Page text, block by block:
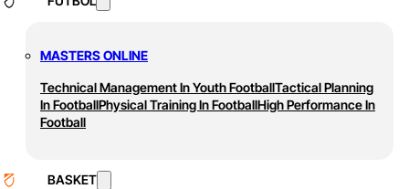
MASTERS ONLINE
Technical Management In Youth FootballTactical Planning
In FootballPhysical Training In FootballHigh Performance In
Football
BASKET